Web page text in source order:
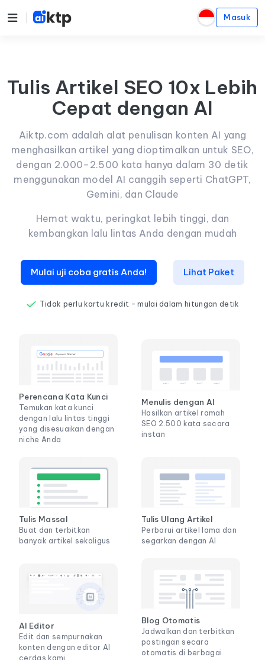
Masuk
Tulis Artikel SEO 10x Lebih
Cepat dengan AI
Aiktp.com adalah alat penulisan konten AI yang
menghasilkan artikel yang dioptimalkan untuk SEO,
dengan 2.000–2.500 kata hanya dalam 30 detik
menggunakan model AI canggih seperti ChatGPT,
Gemini, dan Claude
Hemat waktu, peringkat lebih tinggi, dan
kembangkan lalu lintas Anda dengan mudah
Mulai uji coba gratis Anda! Lihat Paket
Tidak perlu kartu kredit – mulai dalam hitungan detik
Perencana Kata Kunci
Temukan kata kunci
dengan lalu lintas tinggi
yang disesuaikan dengan
niche Anda
Menulis dengan AI
Hasilkan artikel ramah
SEO 2.500 kata secara
instan
Tulis Massal
Buat dan terbitkan
banyak artikel sekaligus
Tulis Ulang Artikel
Perbarui artikel lama dan
segarkan dengan AI
AI Editor
Edit dan sempurnakan
konten dengan editor AI
cerdas kami
Blog Otomatis
Jadwalkan dan terbitkan
postingan secara
otomatis di berbagai